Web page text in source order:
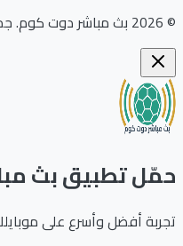
بث مباشر دوت كوم.
تطبيق بث
أفضل وأسرع على موبايلك